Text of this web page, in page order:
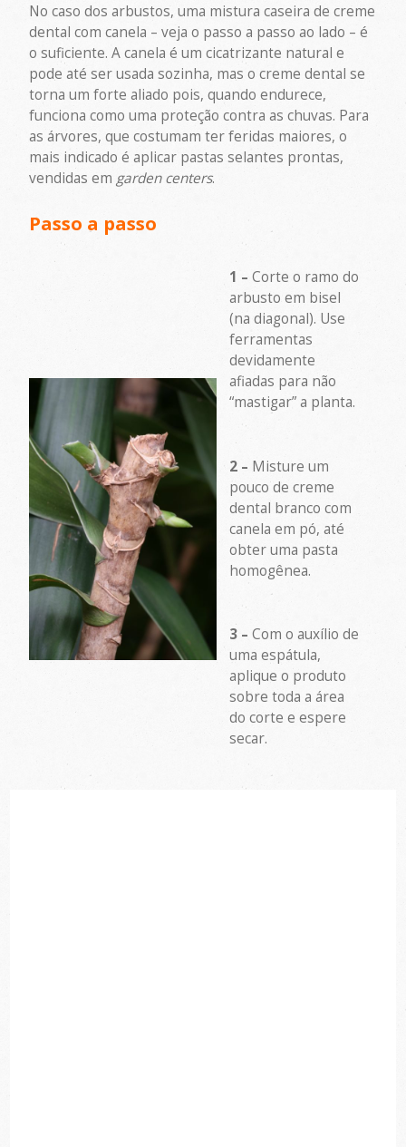
No caso dos arbustos, uma mistura caseira de creme
dental com canela – veja o passo a passo ao lado – é
o suficiente. A canela é um cicatrizante natural e
pode até ser usada sozinha, mas o creme dental se
torna um forte aliado pois, quando endurece,
funciona como uma proteção contra as chuvas. Para
as árvores, que costumam ter feridas maiores, o
mais indicado é aplicar pastas selantes prontas,
vendidas em garden centers.
Passo a passo
1 – Corte o ramo do
arbusto em bisel
(na diagonal). Use
ferramentas
devidamente
afiadas para não
“mastigar” a planta.
2 – Misture um
pouco de creme
dental branco com
canela em pó, até
obter uma pasta
homogênea.
3 – Com o auxílio de
uma espátula,
aplique o produto
sobre toda a área
do corte e espere
secar.